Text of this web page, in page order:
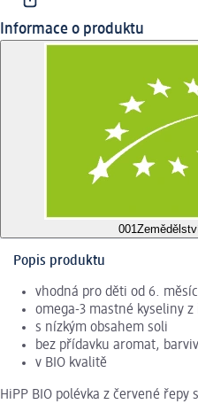
Informace o produktu
001
Popis produktu
vhodná pro děti od 6.
omega-3 mastné kyseliny z
s nízkým obsahem soli
bez přídavku aromat,
v BIO kvalitě
HiPP BIO polévka z červené